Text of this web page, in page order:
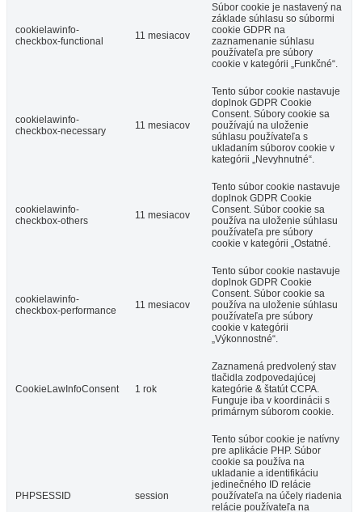
cookielawinfo-
checkbox-functional
11 mesiacov
Súbor cookie je nastavený na
základe súhlasu so súbormi
cookie GDPR na
zaznamenanie súhlasu
používateľa pre súbory
cookie v kategórii „Funkčné“.
cookielawinfo-
checkbox-necessary
11 mesiacov
Tento súbor cookie nastavuje
doplnok GDPR Cookie
Consent. Súbory cookie sa
používajú na uloženie
súhlasu používateľa s
ukladaním súborov cookie v
kategórii „Nevyhnutné“.
cookielawinfo-
checkbox-others
11 mesiacov
Tento súbor cookie nastavuje
doplnok GDPR Cookie
Consent. Súbor cookie sa
používa na uloženie súhlasu
používateľa pre súbory
cookie v kategórii „Ostatné.
cookielawinfo-
checkbox-performance
11 mesiacov
Tento súbor cookie nastavuje
doplnok GDPR Cookie
Consent. Súbor cookie sa
používa na uloženie súhlasu
používateľa pre súbory
cookie v kategórii
„Výkonnostné“.
CookieLawInfoConsent 1 rok
Zaznamená predvolený stav
tlačidla zodpovedajúcej
kategórie & štatút CCPA.
Funguje iba v koordinácii s
primárnym súborom cookie.
PHPSESSID session
Tento súbor cookie je natívny
pre aplikácie PHP. Súbor
cookie sa používa na
ukladanie a identifikáciu
jedinečného ID relácie
používateľa na účely riadenia
relácie používateľa na